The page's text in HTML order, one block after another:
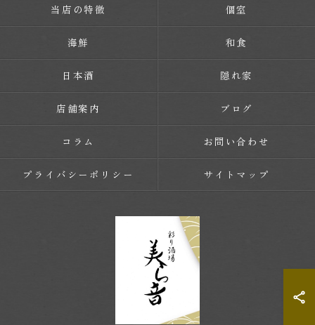
当店の特徴 個室
海鮮 和食
日本酒 隠れ家
店舗案内 ブログ
コラム お問い合わせ
プライバシーポリシー サイトマップ